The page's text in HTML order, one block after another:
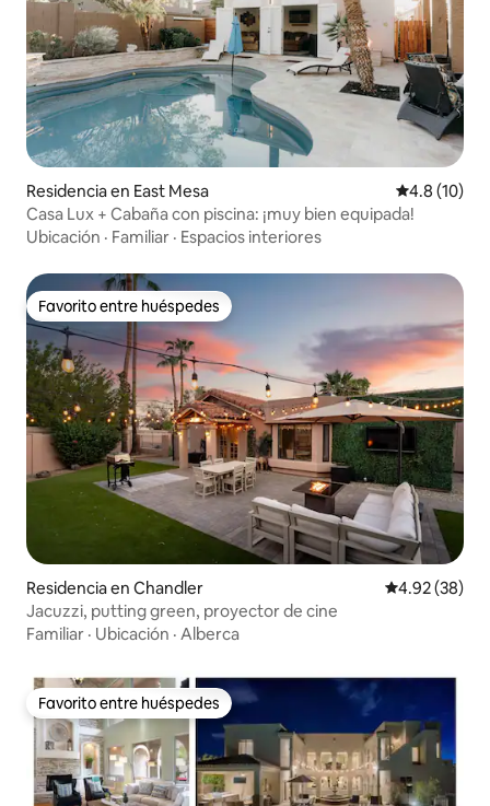
Residencia en East Mesa Calificación
4.8 (10)
Casa Lux + Cabaña con piscina: ¡muy bien equipada!
Ubicación · Familiar · Espacios interiores
Favorito entre huéspedes
Favorito entre huéspedes
Residencia en Chandler Calificación
4.92 (38)
Jacuzzi, putting green, proyector de cine
Familiar · Ubicación · Alberca
Favorito entre huéspedes
Favorito entre huéspedes